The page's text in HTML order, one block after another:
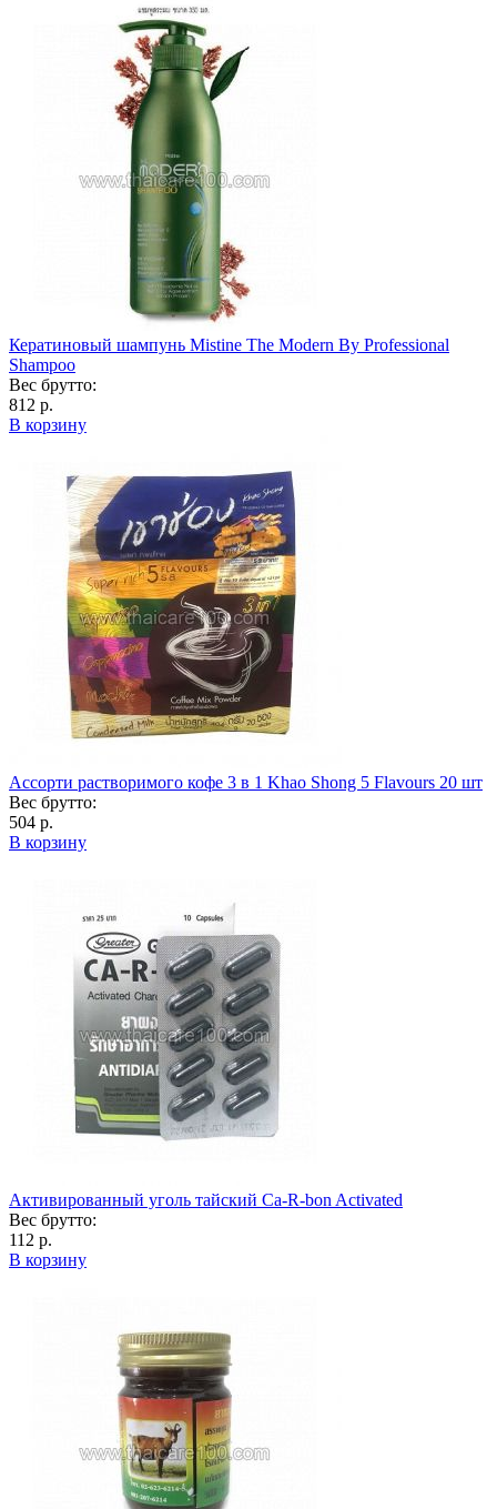
Кератиновый шампунь Mistine The Modern By Professional
Shampoo
Вес брутто:
812 р.
В корзину
Ассорти растворимого кофе 3 в 1 Khao Shong 5 Flavours 20 шт
Вес брутто:
504 р.
В корзину
Активированный уголь тайский Ca-R-bon Activated
Вес брутто:
112 р.
В корзину